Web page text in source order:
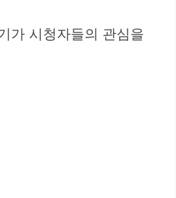
가 시청자들의 관심을